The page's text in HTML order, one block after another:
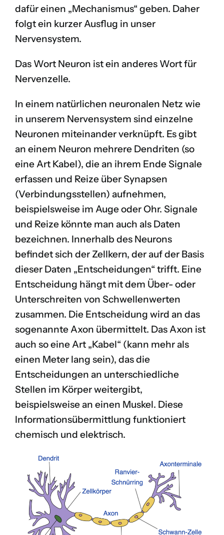
dafür einen „Mechanismus“ geben. Daher
folgt ein kurzer Ausflug in unser
Nervensystem.
Das Wort Neuron ist ein anderes Wort für
Nervenzelle.
In einem natürlichen neuronalen Netz wie
in unserem Nervensystem sind einzelne
Neuronen miteinander verknüpft. Es gibt
an einem Neuron mehrere Dendriten (so
eine Art Kabel), die an ihrem Ende Signale
erfassen und Reize über Synapsen
(Verbindungsstellen) aufnehmen,
beispielsweise im Auge oder Ohr. Signale
und Reize könnte man auch als Daten
bezeichnen. Innerhalb des Neurons
befindet sich der Zellkern, der auf der Basis
dieser Daten „Entscheidungen“ trifft. Eine
Entscheidung hängt mit dem Über- oder
Unterschreiten von Schwellenwerten
zusammen. Die Entscheidung wird an das
sogenannte Axon übermittelt. Das Axon ist
auch so eine Art „Kabel“ (kann mehr als
einen Meter lang sein), das die
Entscheidungen an unterschiedliche
Stellen im Körper weitergibt,
beispielsweise an einen Muskel. Diese
Informationsübermittlung funktioniert
chemisch und elektrisch.